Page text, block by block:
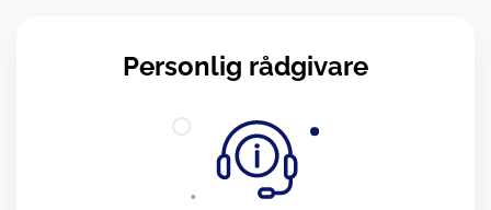
Personlig rådgivare